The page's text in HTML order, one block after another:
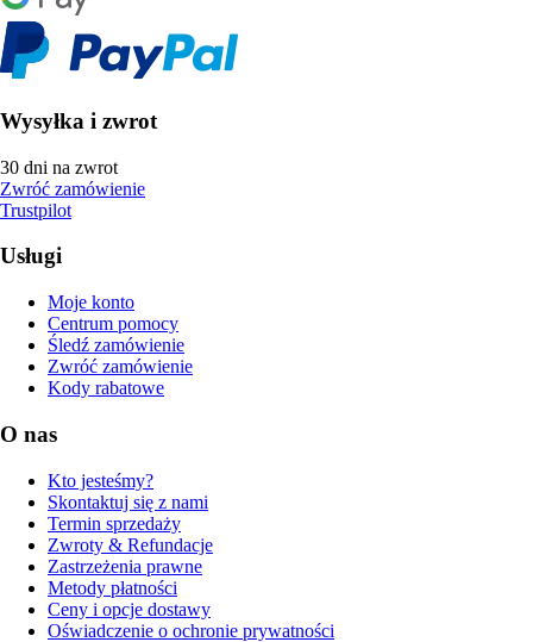
Wysyłka i zwrot
30 dni na zwrot
Zwróć zamówienie
Trustpilot
Usługi
Moje konto
Centrum pomocy
Śledź zamówienie
Zwróć zamówienie
Kody rabatowe
O nas
Kto jesteśmy?
Skontaktuj się z nami
Termin sprzedaży
Zwroty & Refundacje
Zastrzeżenia prawne
Metody płatności
Ceny i opcje dostawy
Oświadczenie o ochronie prywatności